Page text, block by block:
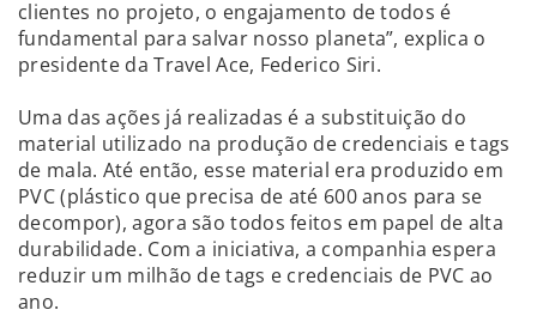
clientes no projeto, o engajamento de todos é
fundamental para salvar nosso planeta”, explica o
presidente da Travel Ace, Federico Siri.
Uma das ações já realizadas é a substituição do
material utilizado na produção de credenciais e tags
de mala. Até então, esse material era produzido em
PVC (plástico que precisa de até 600 anos para se
decompor), agora são todos feitos em papel de alta
durabilidade. Com a iniciativa, a companhia espera
reduzir um milhão de tags e credenciais de PVC ao
ano.